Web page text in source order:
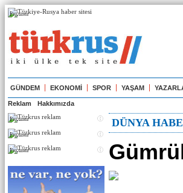
Реклама
GÜNDEM EKONOMİ SPOR YAŞAM
Reklam Hakkımızda
Реклама
Реклама
Реклама
DÜNYA